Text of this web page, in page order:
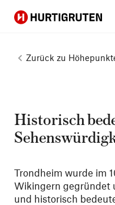
Hurtigruten
Zurück zu
Historisch
Trondheim wurde im
Wikingern gegründet
und historisch